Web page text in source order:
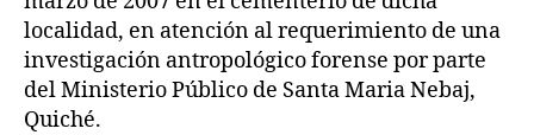
localidad, en atención al requerimiento de una
investigación antropológico forense por parte
del Ministerio Público de Santa Maria Nebaj,
Quiché.